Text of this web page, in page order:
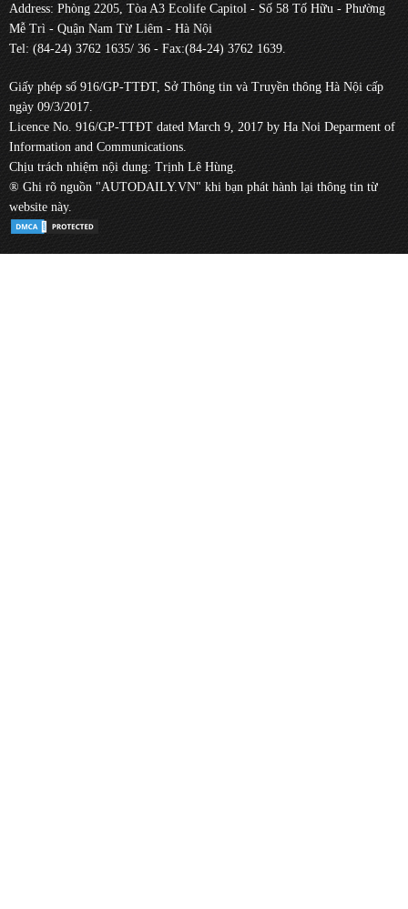
Address: Phòng 2205, Tòa A3 Ecolife Capitol - Số 58 Tố Hữu - Phường
Mễ Trì - Quận Nam Từ Liêm - Hà Nội
Tel: (84-24) 3762 1635/ 36 - Fax:(84-24) 3762 1639.
Giấy phép số 916/GP-TTĐT, Sở Thông tin và Truyền thông Hà Nội cấp
ngày 09/3/2017.
Licence No. 916/GP-TTĐT dated March 9, 2017 by Ha Noi Deparment of
Information and Communications.
Chịu trách nhiệm nội dung: Trịnh Lê Hùng.
® Ghi rõ nguồn "AUTODAILY.VN" khi bạn phát hành lại thông tin từ
website này.